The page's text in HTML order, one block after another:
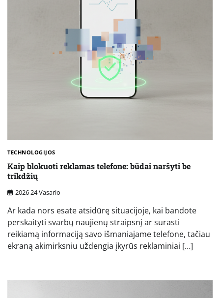
TECHNOLOGIJOS
Kaip blokuoti reklamas telefone: būdai naršyti be
trikdžių
2026 24 Vasario
Ar kada nors esate atsidūrę situacijoje, kai bandote
perskaityti svarbų naujienų straipsnį ar surasti
reikiamą informaciją savo išmaniajame telefone, tačiau
ekraną akimirksniu uždengia įkyrūs reklaminiai […]